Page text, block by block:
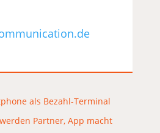
als Bezahl-Terminal
Partner, App macht